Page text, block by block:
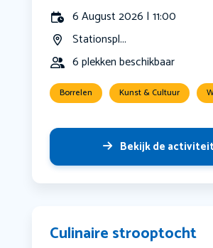
6 August 2026 | 11:00
Stationspl...
6 plekken beschikbaar
Borrelen Kunst & Cultuur
Bekijk de
Culinaire strooptocht